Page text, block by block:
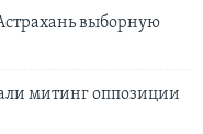
выборную
митинг оппозиции